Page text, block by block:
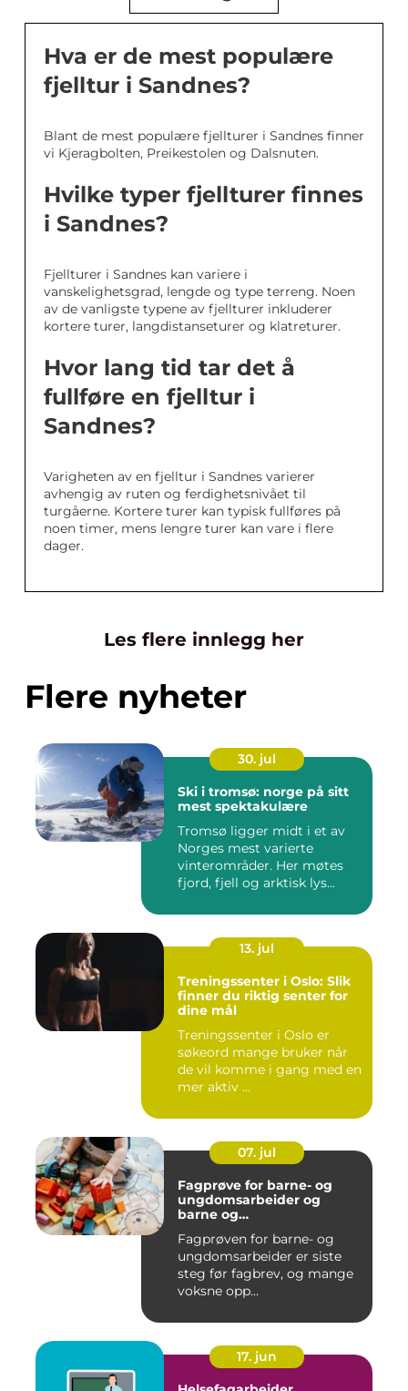
Hva er de mest populære
fjelltur i Sandnes?
Blant de mest populære fjellturer i Sandnes finner
vi Kjeragbolten, Preikestolen og Dalsnuten.
Hvilke typer fjellturer finnes
i Sandnes?
Fjellturer i Sandnes kan variere i
vanskelighetsgrad, lengde og type terreng. Noen
av de vanligste typene av fjellturer inkluderer
kortere turer, langdistanseturer og klatreturer.
Hvor lang tid tar det å
fullføre en fjelltur i
Sandnes?
Varigheten av en fjelltur i Sandnes varierer
avhengig av ruten og ferdighetsnivået til
turgåerne. Kortere turer kan typisk fullføres på
noen timer, mens lengre turer kan vare i flere
dager.
Les flere innlegg her
Flere nyheter
30. jul
Ski i tromsø: norge på sitt
mest spektakulære
Tromsø ligger midt i et av
Norges mest varierte
vinterområder. Her møtes
fjord, fjell og arktisk lys...
13. jul
Treningssenter i Oslo: Slik
finner du riktig senter for
dine mål
Treningssenter i Oslo er
søkeord mange bruker når
de vil komme i gang med en
mer aktiv ...
07. jul
Fagprøve for barne- og
ungdomsarbeider og
barne og
og VG2
Fagprøven for barne- og
ungdomsarbeider er siste
steg før fagbrev, og mange
voksne opp...
17. jun